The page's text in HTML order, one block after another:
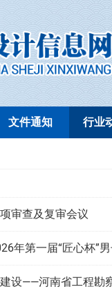
文件通知 行业
审查及复审会议
年第一届“匠心杯”
设——河南省工程勘